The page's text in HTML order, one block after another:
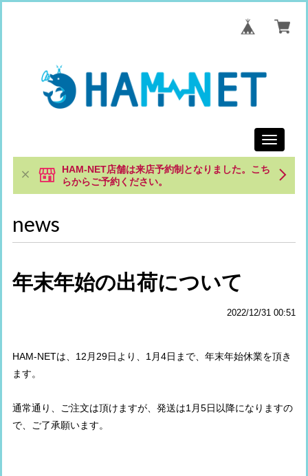
Toggle
HAM-NET店舗は来店予約制となりました。こち
らからご予約ください。
news
年末年始の出荷について
2022/12/31 00:51
HAM-NETは、12月29日より、1月4日まで、年末年始休業を頂き
ます。
通常通り、ご注文は頂けますが、発送は1月5日以降になりますの
で、ご了承願います。